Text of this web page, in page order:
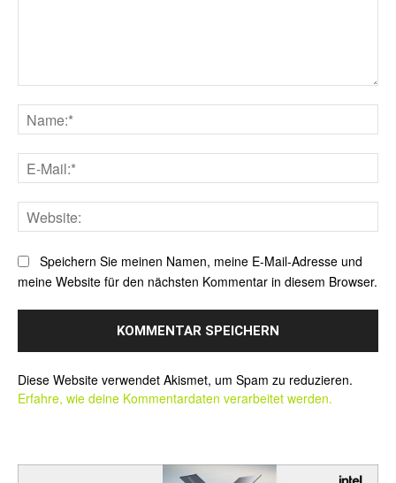
Speichern Sie meinen Namen, meine E-Mail-Adresse und
meine Website für den nächsten Kommentar in diesem Browser.
Diese Website verwendet Akismet, um Spam zu reduzieren.
Erfahre, wie deine Kommentardaten verarbeitet werden.